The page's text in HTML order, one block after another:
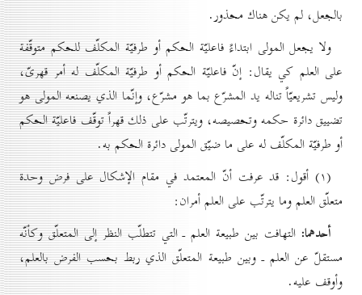
بالجعل، لم يكن هناك محذور.
ولا يجعل المولى ابتداءً فاعليّة الحكم أو طرفيّة المكلّف للحكم متوقّفة
على العلم كي يقال: إنّ فاعليّة الحكم أو طرفيّة المكلّف له أمر قهرىّ،
وليس تشريعيّاً تناله يد المشرّع بما هو مشرّع، وإنّما الذي يصنعه المولى هو
تضييق دائرة حكمه وتحصيصه، ويترتّب على ذلك قهراً توقّف فاعليّة الحكم
أو طرفيّة المكلّف له على ما ضيّق المولى دائرة الحكم به.
(۱) أقول: قد عرفت أنّ المعتمد في مقام الإشكال على فرض وحدة
متعلّق العلم وما يترتّب على العلم أمران:
أحدهما: التهافت بين طبيعة العلم ـ التي تتطلّب النظر إلى المتعلّق وكأنّه
مستقلّ عن العلم ـ وبين طبيعة المتعلّق الذي ربط بحسب الفرض بالعلم،
وأوقف عليه.